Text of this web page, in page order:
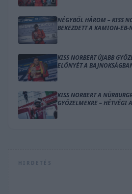
NÉGYBŐL HÁROM – KISS
BEKEZDETT A KAMION-EB-
KISS NORBERT ÚJABB
ELŐNYÉT A
KISS NORBERT A
GYŐZELMEKRE – HÉTVÉGI
HIRDETÉS